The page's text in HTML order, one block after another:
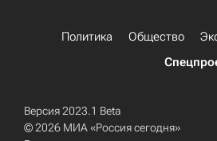
Политика Общество
Версия 2023.1 Beta
© 2026 МИА «Россия сегодня»